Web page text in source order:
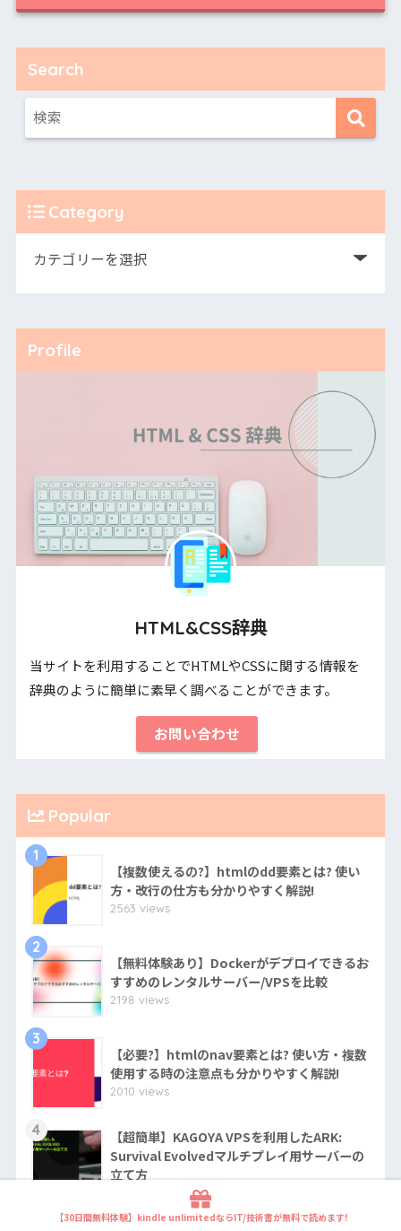
Search
Category
Profile
HTML&CSS辞典
当サイトを利用することでHTMLやCSSに関する情報を
辞典のように簡単に素早く調べることができます。
お問い合わせ
Popular
1
【複数使えるの?】htmlのdd要素とは? 使い
方・改行の仕方も分かりやすく解説!
2563 views
2
【無料体験あり】Dockerがデプロイできるお
すすめのレンタルサーバー/VPSを比較
2198 views
3
【必要?】htmlのnav要素とは? 使い方・複数
使用する時の注意点も分かりやすく解説!
2010 views
4
【超簡単】KAGOYA VPSを利用したARK:
Survival Evolvedマルチプレイ用サーバーの
立て方
【30日間無料体験】kindle unlimitedならIT/技術書が無料で読めます!